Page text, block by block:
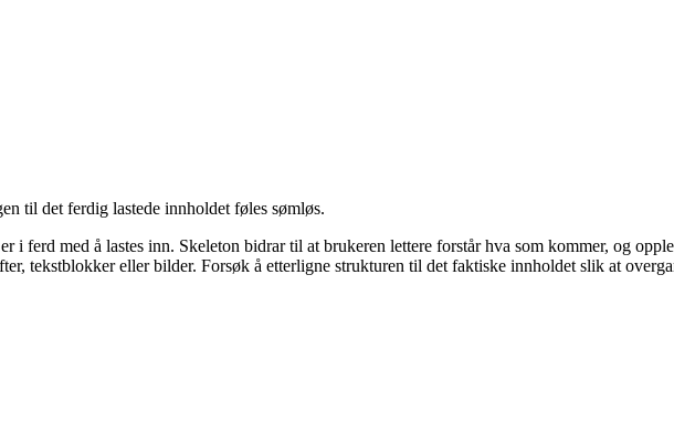
til det ferdig lastede innholdet føles sømløs.
i ferd med å lastes inn. Skeleton bidrar til at brukeren lettere forstår hva som kommer, og
tekstblokker eller bilder. Forsøk å etterligne strukturen til det faktiske innholdet slik at